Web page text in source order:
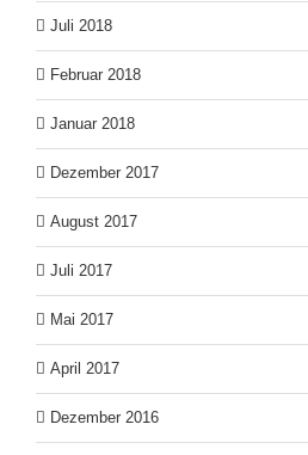
Juli 2018
Februar 2018
Januar 2018
Dezember 2017
August 2017
Juli 2017
Mai 2017
April 2017
Dezember 2016